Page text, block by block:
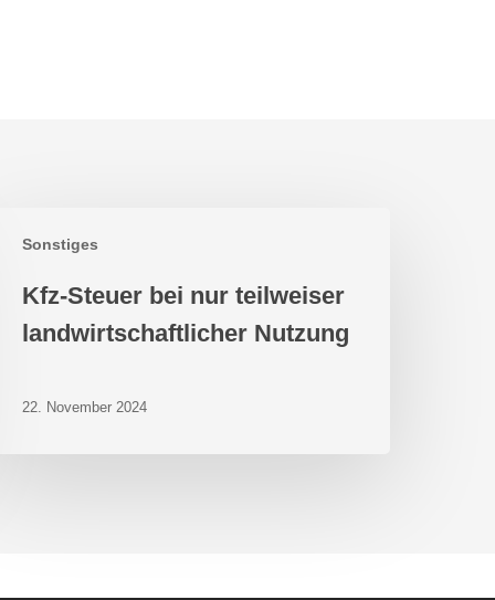
Sonstiges
Steuer
teilweiser
Kfz-Steuer bei nur teilweiser
landwirtschaftlicher Nutzung
22. November 2024